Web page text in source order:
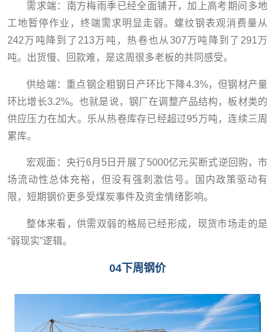
需求端：南方梅雨季已经全面铺开，加上高考期间多地
工地暂停作业，终端需求明显走弱。螺纹钢表观消费量从
242万吨降到了213万吨，热卷也从307万吨降到了291万
吨。出货慢、回款难，是这周很多老板的共同感受。
供给端：重点钢企粗钢日产环比下降4.3%，但钢材产量
环比增长3.2%。也就是说，钢厂在调整产品结构，板材类的
供应压力在加大。乐从热卷库存已经超过95万吨，连续三周
累库。
宏观面：央行6月5日开展了5000亿元买断式逆回购，市
场流动性总体充裕，但没有强刺激信号。国内政策驱动有
限，短期钢价更多受煤炭事件及资金情绪影响。
整体来看，供需双弱的格局已经形成，现货市场走的是
“弱现实”逻辑。
04下周钢价